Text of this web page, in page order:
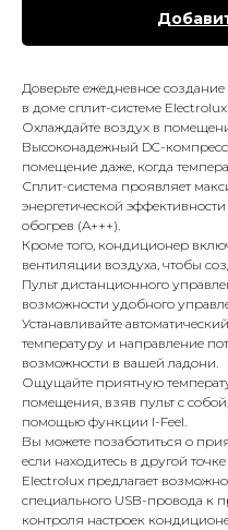
Доверьте ежедневное
в доме сплит-системе
Охлаждайте воздух в
Высоконадежный DC-
помещение даже, когда
Сплит-система проявляет
энергетической
обогрев (A+++).
Кроме того, кондиционер
вентиляции воздуха, чтобы
Пульт дистанционного
возможности удобного
Устанавливайте
температуру и направление
возможности в вашей ладони.
Ощущайте приятную
помещения, взяв пульт с
помощью функции I-Feel.
Вы можете позаботиться о
если находитесь в другой
Electrolux предлагает
специального USB-провода к
контроля настроек